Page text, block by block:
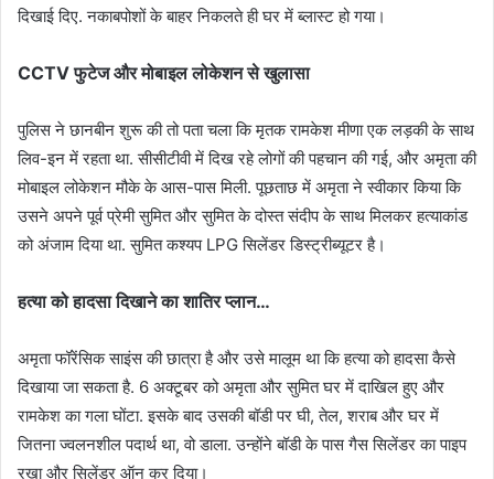
दिखाई दिए. नकाबपोशों के बाहर निकलते ही घर में ब्लास्ट हो गया।
CCTV फुटेज और मोबाइल लोकेशन से खुलासा
पुलिस ने छानबीन शुरू की तो पता चला कि मृतक रामकेश मीणा एक लड़की के साथ
लिव-इन में रहता था. सीसीटीवी में दिख रहे लोगों की पहचान की गई, और अमृता की
मोबाइल लोकेशन मौके के आस-पास मिली. पूछताछ में अमृता ने स्वीकार किया कि
उसने अपने पूर्व प्रेमी सुमित और सुमित के दोस्त संदीप के साथ मिलकर हत्याकांड
को अंजाम दिया था. सुमित कश्यप LPG सिलेंडर डिस्ट्रीब्यूटर है।
हत्या को हादसा दिखाने का शातिर प्लान…
अमृता फॉरेंसिक साइंस की छात्रा है और उसे मालूम था कि हत्या को हादसा कैसे
दिखाया जा सकता है. 6 अक्टूबर को अमृता और सुमित घर में दाखिल हुए और
रामकेश का गला घोंटा. इसके बाद उसकी बॉडी पर घी, तेल, शराब और घर में
जितना ज्वलनशील पदार्थ था, वो डाला. उन्होंने बॉडी के पास गैस सिलेंडर का पाइप
रखा और सिलेंडर ऑन कर दिया।